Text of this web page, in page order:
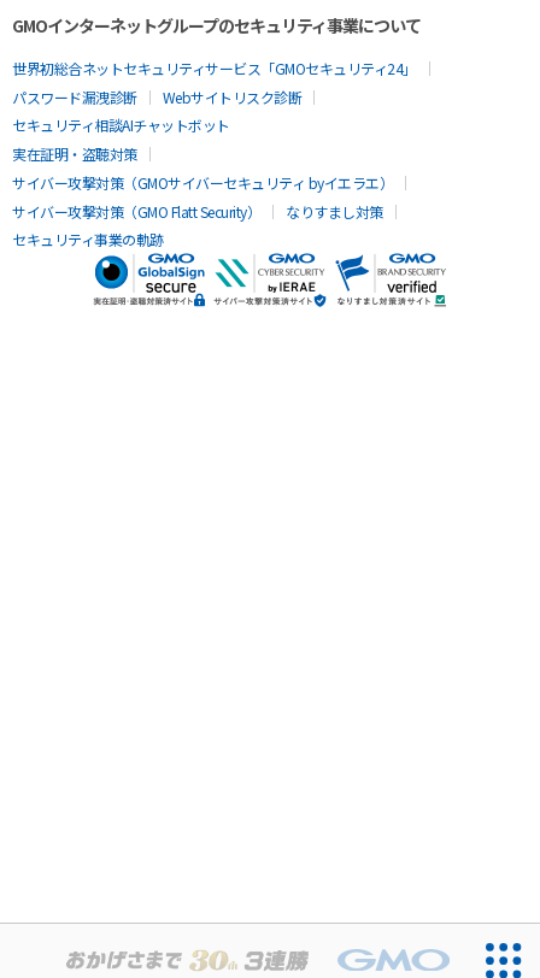
GMOインターネットグループのセキュリティ事業について
世界初総合ネットセキュリティサービス「GMOセキュリティ24」
パスワード漏洩診断
Webサイトリスク診断
セキュリティ相談AIチャットボット
実在証明・盗聴対策
サイバー攻撃対策（GMOサイバーセキュリティ byイエラエ）
サイバー攻撃対策（GMO Flatt Security）
なりすまし対策
セキュリティ事業の軌跡